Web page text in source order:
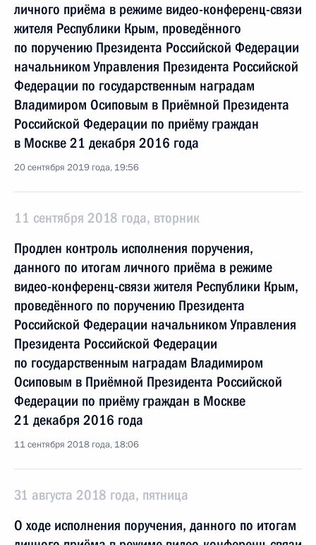
личного приёма в режиме видео-конференц-связи
жителя Республики Крым, проведённого
по поручению Президента Российской Федерации
начальником Управления Президента Российской
Федерации по государственным наградам
Владимиром Осиповым в Приёмной Президента
Российской Федерации по приёму граждан
в Москве 21 декабря 2016 года
20 сентября 2019 года, 19:56
11 сентября 2018 года, вторник
Продлен контроль исполнения поручения,
данного по итогам личного приёма в режиме
видео-конференц-связи жителя Республики Крым,
проведённого по поручению Президента
Российской Федерации начальником Управления
Президента Российской Федерации
по государственным наградам Владимиром
Осиповым в Приёмной Президента Российской
Федерации по приёму граждан в Москве
21 декабря 2016 года
11 сентября 2018 года, 18:06
31 августа 2018 года, пятница
О ходе исполнения поручения, данного по итогам